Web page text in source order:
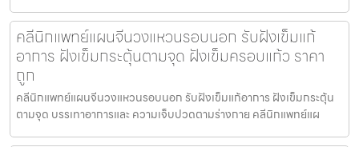
คลีนิกแพทย์แผนจีนวงแหวนรอบนอก รับฝังเข็มแก้
อาการ ฝังเข็มกระตุ้นตามจุด ฝังเข็มครอบแก้ว ราคา
ถูก
คลีนิกแพทย์แผนจีนวงแหวนรอบนอก รับฝังเข็มแก้อาการ ฝังเข็มกระตุ้น
ตามจุด บรรเทาอาการและ ความเจ็บปวดตามร่างกาย คลีนิกแพทย์แผ